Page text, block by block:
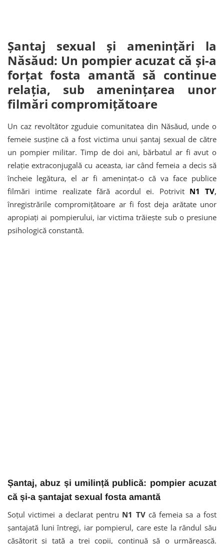
Șantaj sexual și amenințări la
Năsăud: Un pompier acuzat că și-a
forțat fosta amantă să continue
relația, sub amenințarea unor
filmări compromițătoare
Un caz revoltător zguduie comunitatea din Năsăud, unde o
femeie susține că a fost victima unui șantaj sexual de către
un pompier militar. Timp de doi ani, bărbatul ar fi avut o
relație extraconjugală cu aceasta, iar când femeia a decis să
încheie legătura, el ar fi amenințat-o că va face publice
filmări intime realizate fără acordul ei. Potrivit N1 TV,
înregistrările compromițătoare ar fi fost deja arătate unor
apropiați ai pompierului, iar victima trăiește sub o presiune
psihologică constantă.
Șantaj, abuz și umilință publică: pompier acuzat
că și-a șantajat sexual fosta amantă
Soțul victimei a declarat pentru N1 TVcă femeia sa a fost
șantajată luni întregi, iar pompierul, care este la rândul său
căsătorit și tată a trei copii, continuă să o urmărească.